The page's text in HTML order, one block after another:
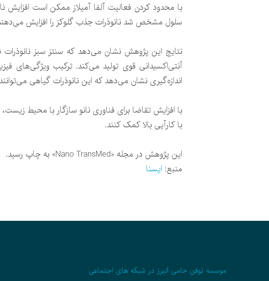
با محدود کردن فعالیت آلفا آمیلاز ممکن است افزایش
سلول مشخص شد نانوذرات جذب گلوکز را افزایش
نتایج این پژوهش نشان می‌دهد که سنتز سبز نانوذرات
آنتی‌اکسیدانی قوی تولید می‌کند. ترکیب ویژگی‌های
اندازه‌گیری نشان می‌دهد که این نانوذرات گیاهی
با افزایش تقاضا برای فناوری نانو سازگار با محیط
با کارآیی بالا کمک کنند.
این پژوهش در مجله «Nano TransMed» به چاپ رسید.
منبع: ایسنا
موسسه نوفن حامی البرز در شبکه های اجتماعی